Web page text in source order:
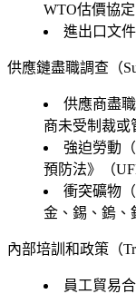
WTO估價協定
進出口文
供應鏈盡職調查（
供應商盡
商未受制裁或
強迫勞動
預防法》（
衝突礦物
金、錫、鎢、
內部培訓和政策（
員工貿易